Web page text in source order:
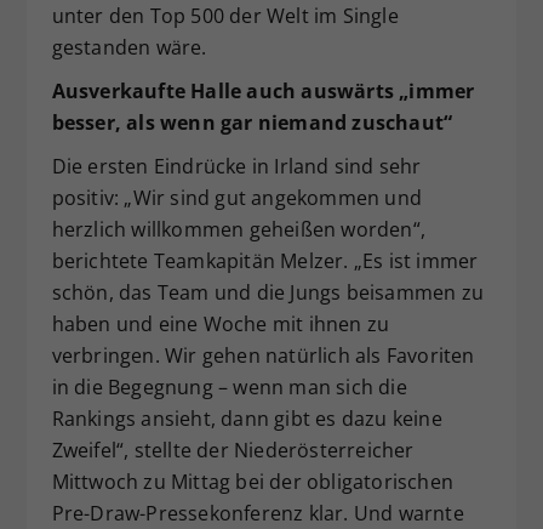
unter den Top 500 der Welt im Single
gestanden wäre.
Ausverkaufte Halle auch auswärts „immer
besser, als wenn gar niemand zuschaut“
Die ersten Eindrücke in Irland sind sehr
positiv: „Wir sind gut angekommen und
herzlich willkommen geheißen worden“,
berichtete Teamkapitän Melzer. „Es ist immer
schön, das Team und die Jungs beisammen zu
haben und eine Woche mit ihnen zu
verbringen. Wir gehen natürlich als Favoriten
in die Begegnung – wenn man sich die
Rankings ansieht, dann gibt es dazu keine
Zweifel“, stellte der Niederösterreicher
Mittwoch zu Mittag bei der obligatorischen
Pre-Draw-Pressekonferenz klar. Und warnte